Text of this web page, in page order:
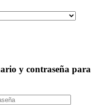
y contraseña para